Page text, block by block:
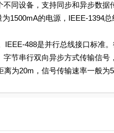
同设备，支持同步和异步数
1500mA的电源，IEEE-1394
488是并行总线接口标准。微
字节串行双向异步方式传输信
离为20m，信号传输速率一般